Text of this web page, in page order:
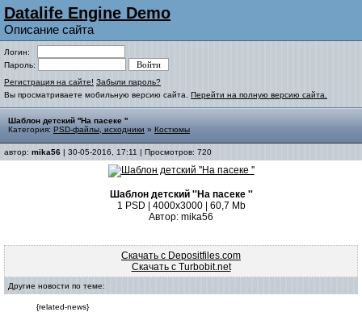
Datalife Engine Demo
Описание сайта
Логин:
Пароль:
Регистрация на сайте! Забыли пароль?
Вы просматриваете мобильную версию сайта. Перейти на полную версию сайта.
Шаблон детский ''На пасеке ''
Категория: PSD-файлы, исходники » Костюмы
автор: mika56 | 30-05-2016, 17:11 | Просмотров: 720
Шаблон детский ''На пасеке ''
1 PSD | 4000х3000 | 60,7 Mb
Автор: mika56
Скачать с Depositfiles.com
Скачать с Turbobit.net
Другие новости по теме:
{related-news}